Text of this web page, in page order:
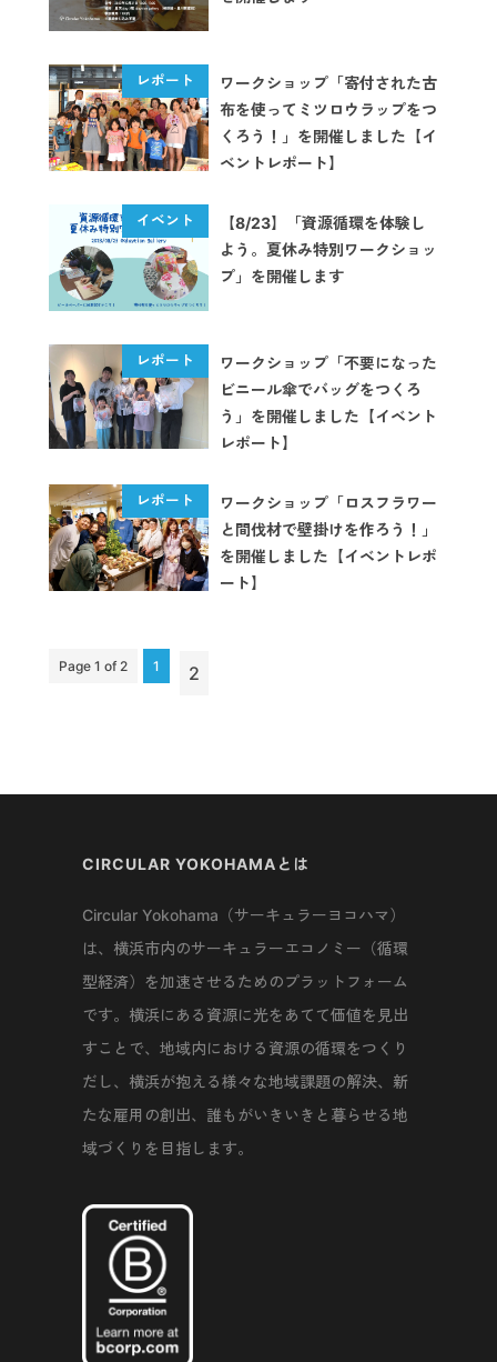
ワークショップ「寄付された古
布を使ってミツロウラップをつ
くろう！」を開催しました【イ
ベントレポート】
【8/23】「資源循環を体験し
よう。夏休み特別ワークショッ
プ」を開催します
ワークショップ「不要になった
ビニール傘でバッグをつくろ
う」を開催しました【イベント
レポート】
ワークショップ「ロスフラワー
と間伐材で壁掛けを作ろう！」
を開催しました【イベントレポ
ート】
Page 1 of 2 1 2
CIRCULAR YOKOHAMAとは
Circular Yokohama（サーキュラーヨコハマ）
は、横浜市内のサーキュラーエコノミー（循環
型経済）を加速させるためのプラットフォーム
です。横浜にある資源に光をあてて価値を見出
すことで、地域内における資源の循環をつくり
だし、横浜が抱える様々な地域課題の解決、新
たな雇用の創出、誰もがいきいきと暮らせる地
域づくりを目指します。